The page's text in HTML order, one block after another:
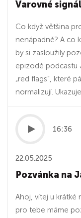
Varovné
Co když většina
nenápadně? A co
by si zasloužily
epizodě podcastu
„red flags“, které
normalizují.
16:36
22.05.2025
Pozvánka na
Ahoj, vítej u krátké
pro tebe máme